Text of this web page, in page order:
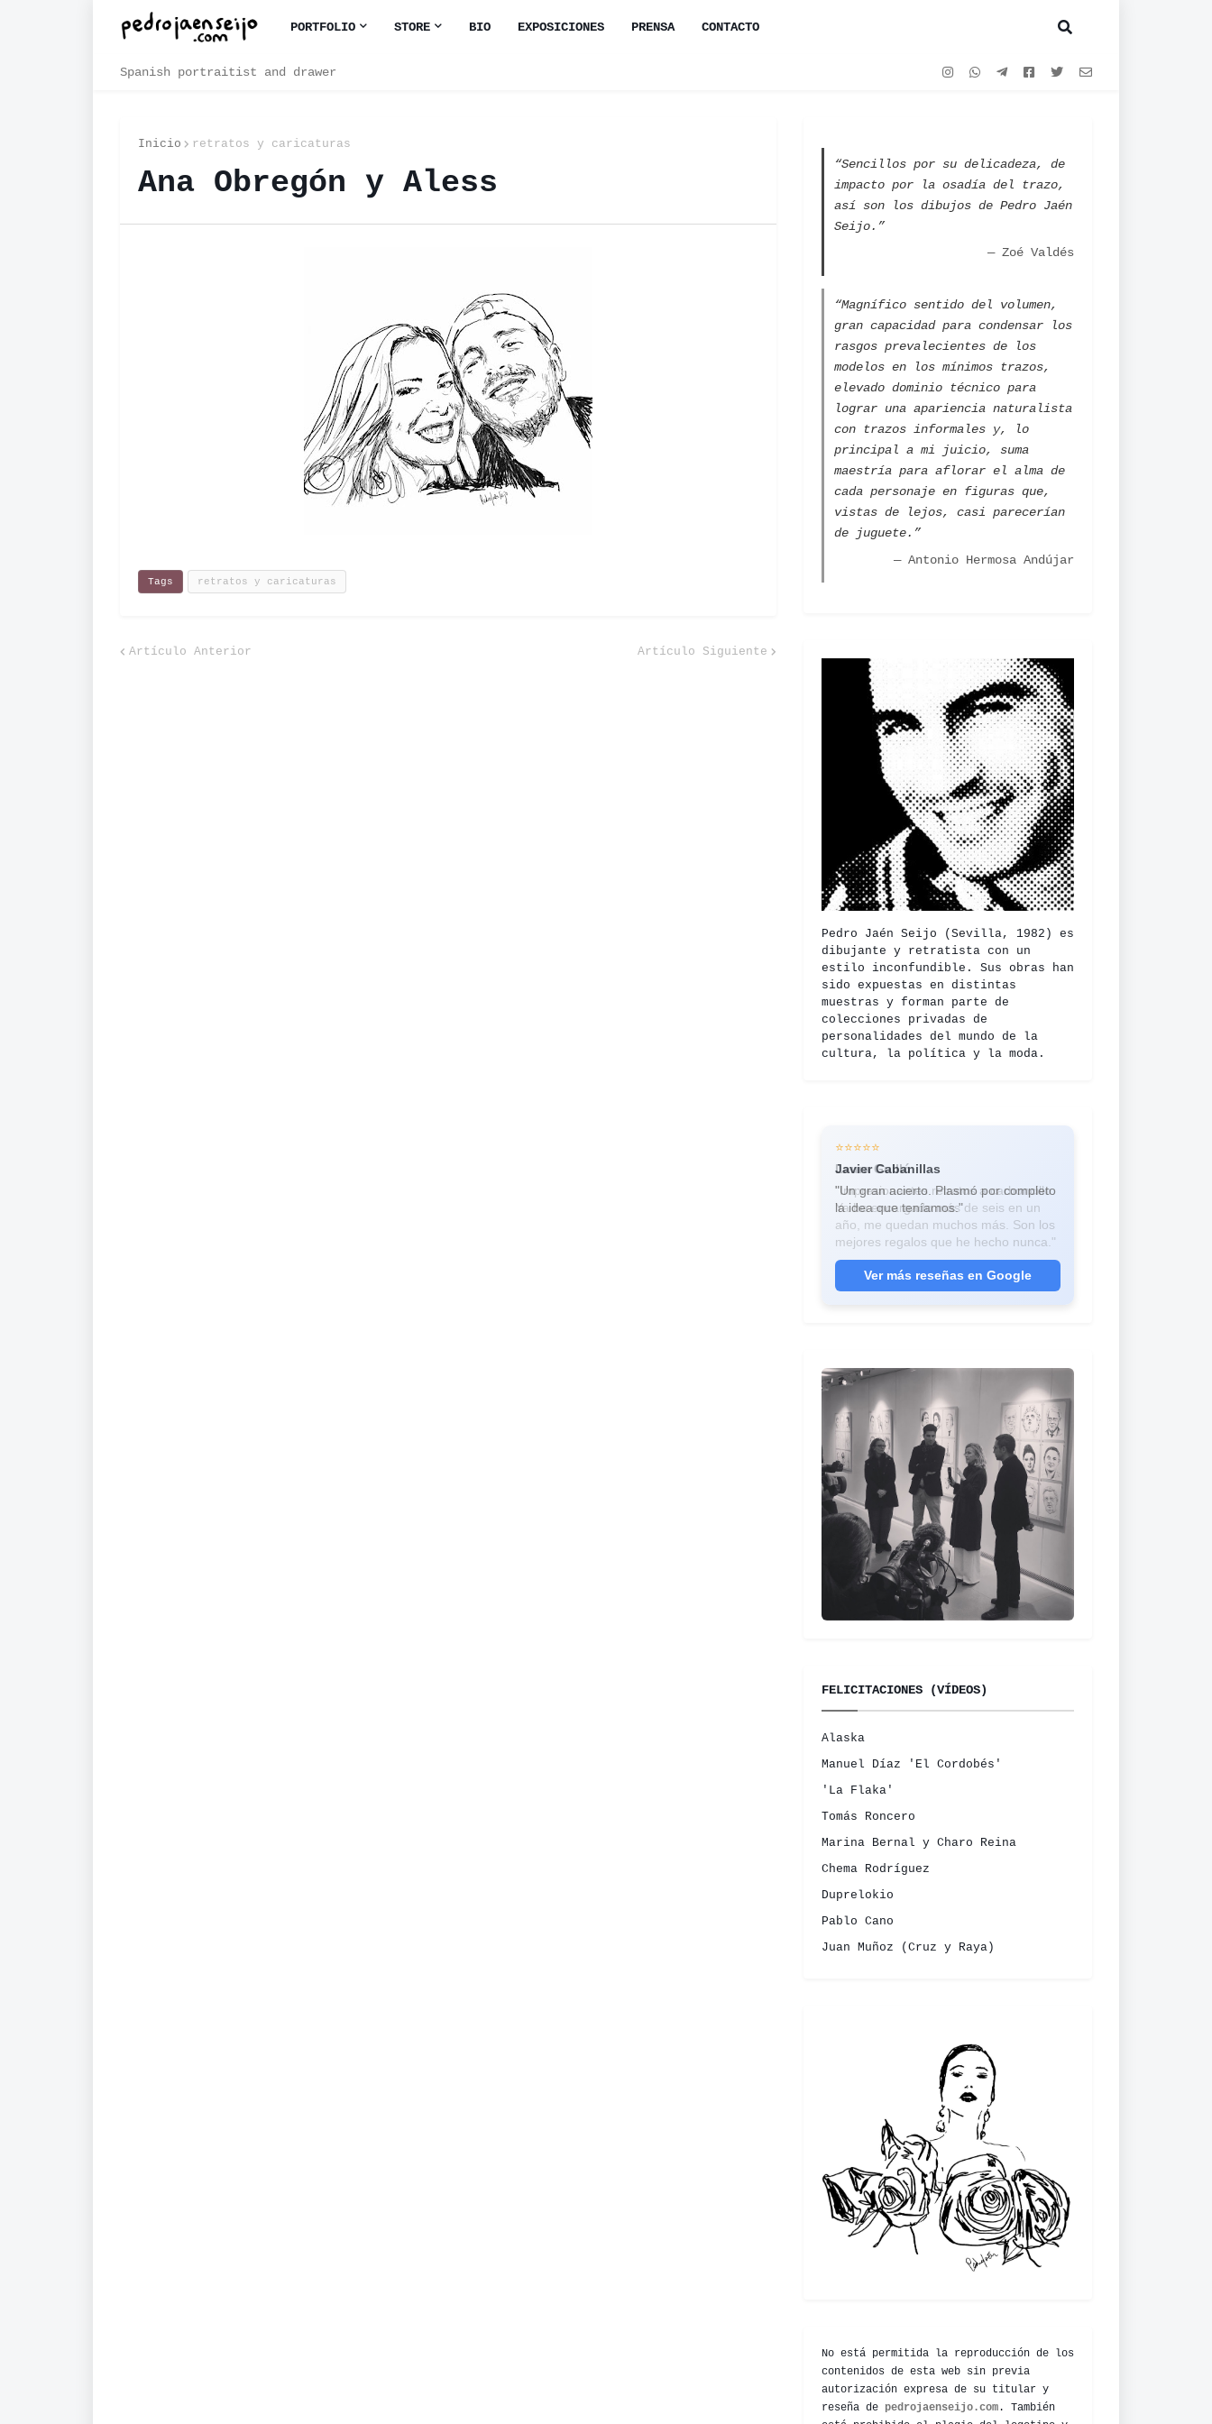
PORTFOLIO STORE BIO EXPOSICIONES PRENSA CONTACTO
Spanish portraitist and drawer
Inicio retratos y caricaturas
Ana Obregón y Aless
Tags retratos y caricaturas
Artículo Anterior Artículo Siguiente
“Sencillos por su delicadeza, de
impacto por la osadía del trazo,
así son los dibujos de Pedro Jaén
Seijo.”
— Zoé Valdés
“Magnífico sentido del volumen,
gran capacidad para condensar los
rasgos prevalecientes de los
modelos en los mínimos trazos,
elevado dominio técnico para
lograr una apariencia naturalista
con trazos informales y, lo
principal a mi juicio, suma
maestría para aflorar el alma de
cada personaje en figuras que,
vistas de lejos, casi parecerían
de juguete.”
— Antonio Hermosa Andújar
Pedro Jaén Seijo (Sevilla, 1982) es
dibujante y retratista con un
estilo inconfundible. Sus obras han
sido expuestas en distintas
muestras y forman parte de
colecciones privadas de
personalidades del mundo de la
cultura, la política y la moda.
⭐⭐⭐⭐⭐
Javier Cabanillas
"Un gran acierto. Plasmó por completo
la idea que teníamos."
⭐⭐⭐⭐⭐
Laura Guilló
"Impresionantes retratos a carboncillo.
Ya he encargado más de seis en un
año, me quedan muchos más. Son los
mejores regalos que he hecho nunca."
Ver más reseñas en Google
Alaska
Manuel Díaz 'El Cordobés'
'La Flaka'
Tomás Roncero
Marina Bernal y Charo Reina
Chema Rodríguez
Duprelokio
Pablo Cano
Juan Muñoz (Cruz y Raya)
reseña depedrojaenseijo.com. También
está prohibido el plagio del logotipo y
diseño de la web. El propietario tomará
las medidas pertinentes para hacer valer